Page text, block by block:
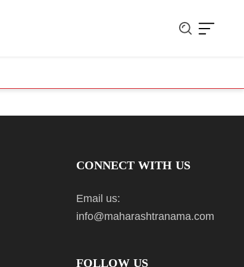
CONNECT WITH US
Email us:
info@maharashtranama.com